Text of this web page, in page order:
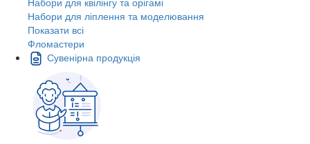
Набори для ліплення та моделювання
Показати всі
Фломастери
Сувенірна продукція